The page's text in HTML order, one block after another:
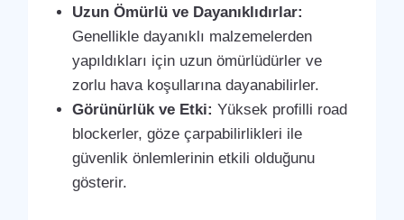
Uzun Ömürlü ve Dayanıklıdırlar:
Genellikle dayanıklı malzemelerden
yapıldıkları için uzun ömürlüdürler ve
zorlu hava koşullarına dayanabilirler.
Görünürlük ve Etki: Yüksek profilli road
blockerler, göze çarpabilirlikleri ile
güvenlik önlemlerinin etkili olduğunu
gösterir.